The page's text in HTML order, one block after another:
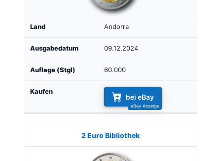
Andorra
09.12.2024
60.000
bei eBay
2 Euro Bibliothek